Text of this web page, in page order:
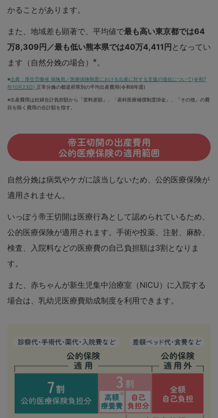
かることがあります。
また、地域差も顕著で、平均値で最も高い東京都では64
万8,309円／最も低い熊本県では40万4,411円 となってい
ます（自然分娩の場合）
※。
※出典：厚生労働省 保険局／医療保険制度における出産に対する支援の強化について(令和7
年10月23日) 正常分娩の都道府県別の平均出産費用(令和6年度)
※出産費用は妊婦合計負担額から「室料差額」、「産科医療補償制度掛金」、「その他」の費
目を除く費用の合計額を指す。
帝王切開の出産費用
公的医療保険の適用範囲
自然分娩は病気やケガに該当しないため、公的医療保険が
適用されません。
いっぽう帝王切開は医療行為として認められているため、
公的医療保険が適用されます。手術や投薬、注射、麻酔、
検査、入院料などの医療費の自己負担額は3割となりま
す。
また、赤ちゃんが新生児集中治療室（NICU）に入院する
場合は、乳幼児医療費助成制度を利用できます。